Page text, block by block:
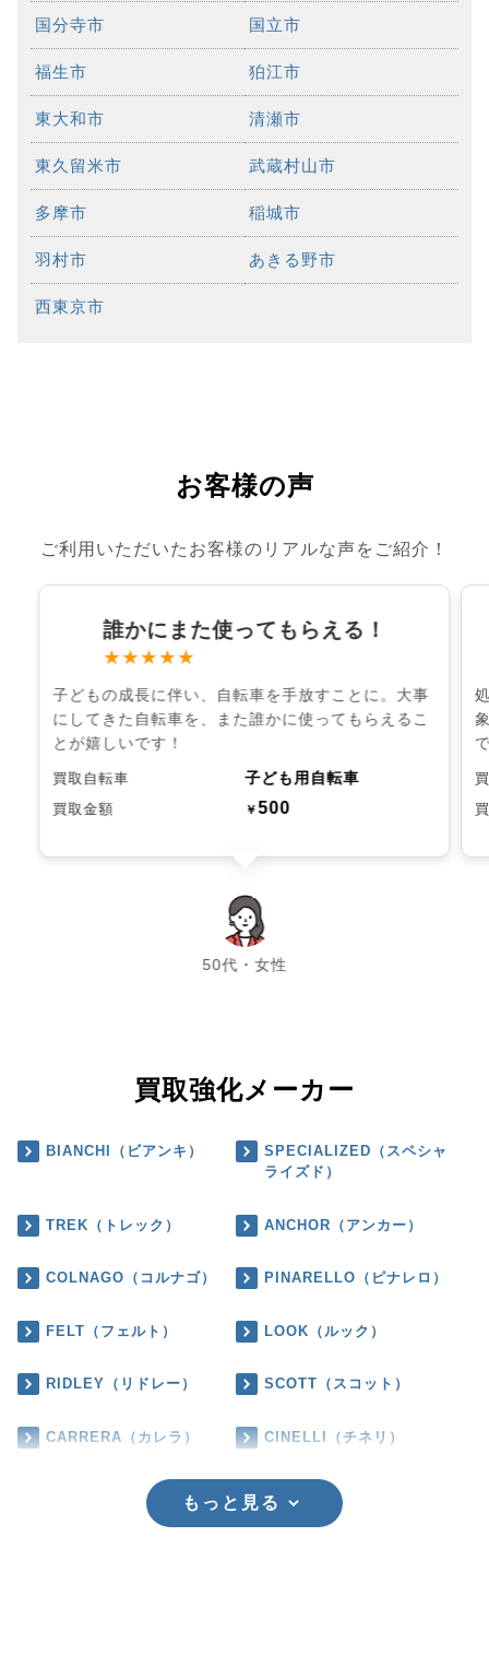
国分寺市 国立市
福生市 狛江市
東大和市 清瀬市
東久留米市 武蔵村山市
多摩市 稲城市
羽村市 あきる野市
西東京市
お客様の声
ご利用いただいたお客様のリアルな声をご紹介！
誰かにまた使ってもらえる！
★★★★★
子どもの成長に伴い、自転車を手放すことに。大事
にしてきた自転車を、また誰かに使ってもらえるこ
とが嬉しいです！
買取自転車 子ども用自転車
買取金額 ￥500
50代・女性
chevron_left chevron_right
買取強化メーカー
BIANCHI（ビアンキ）
SPECIALIZED（スペシャ
ライズド）
TREK（トレック） ANCHOR（アンカー）
COLNAGO（コルナゴ） PINARELLO（ピナレロ）
FELT（フェルト） LOOK（ルック）
RIDLEY（リドレー） SCOTT（スコット）
CARRERA（カレラ） CINELLI（チネリ）
もっと見る